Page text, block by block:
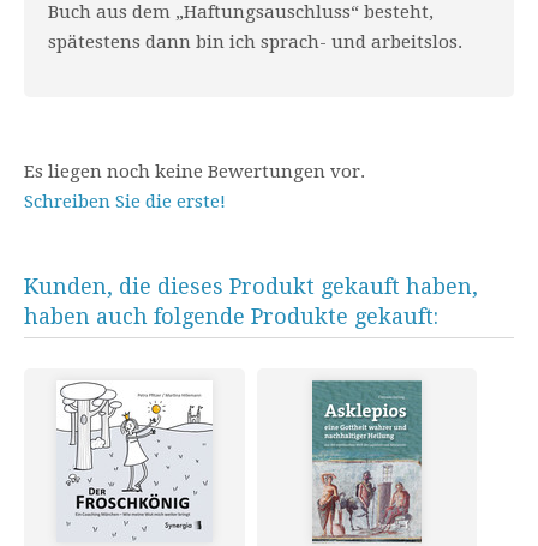
Buch aus dem „Haftungsauschluss“ besteht,
spätestens dann bin ich sprach- und arbeitslos.
Es liegen noch keine Bewertungen vor.
Schreiben Sie die erste!
Kunden, die dieses Produkt gekauft haben,
haben auch folgende Produkte gekauft: